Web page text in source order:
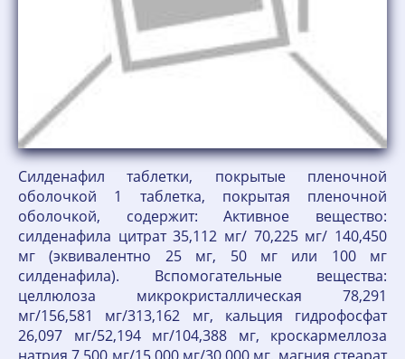
Силденафил таблетки, покрытые пленочной
оболочкой 1 таблетка, покрытая пленочной
оболочкой, содержит: Активное вещество:
силденафила цитрат 35,112 мг/ 70,225 мг/ 140,450
мг (эквивалентно 25 мг, 50 мг или 100 мг
силденафила). Вспомогательные вещества:
целлюлоза микрокристаллическая 78,291
мг/156,581 мг/313,162 мг, кальция гидрофосфат
26,097 мг/52,194 мг/104,388 мг, кроскармеллоза